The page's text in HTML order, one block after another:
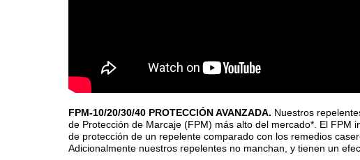
FPM-10/20/30/40 PROTECCIÓN AVANZADA. Nuestros
de Protección de Marcaje (FPM) más alto del mercado*. El FPM
de protección de un repelente comparado con los remedios
Adicionalmente nuestros repelentes no manchan, y tienen un